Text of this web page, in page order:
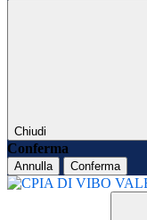
Chiudi
Conferma
Annulla Conferma